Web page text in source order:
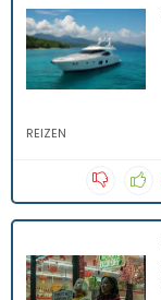
REIZEN